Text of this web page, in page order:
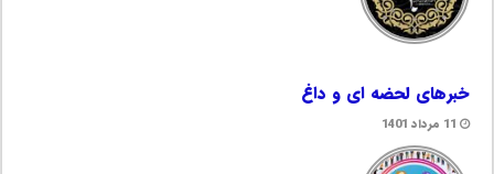
خبرهای لحضه ای و داغ
11 مرداد 1401